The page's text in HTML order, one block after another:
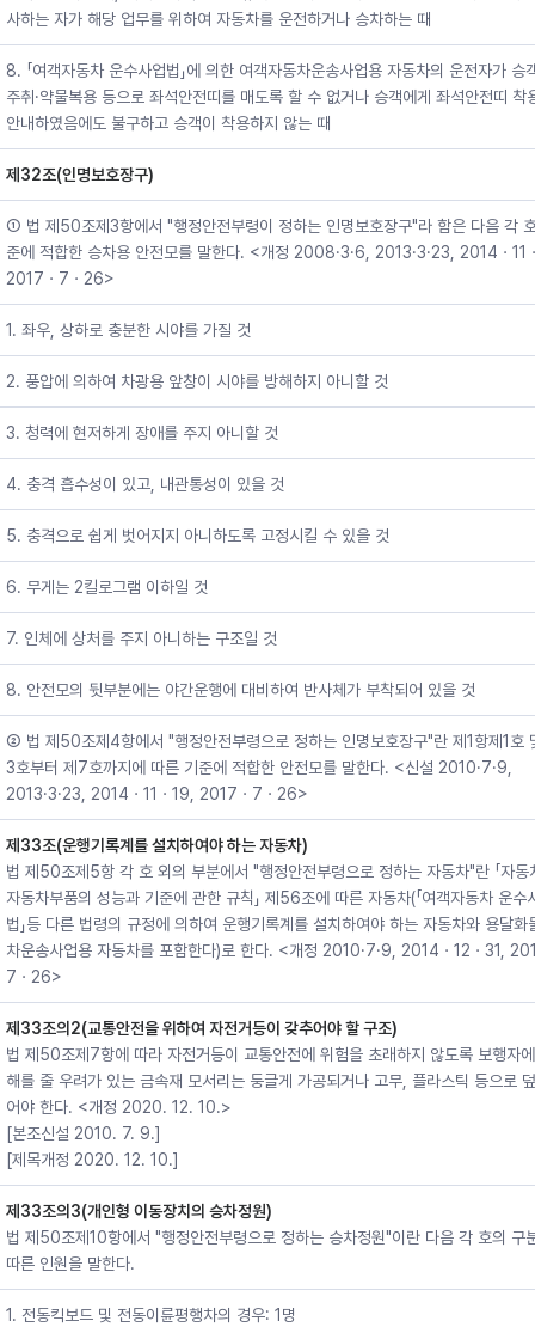
사하는 자가 해당 업무를 위하여 자동차를 운전하거나 승차하는 때
8. 「여객자동차 운수사업법」에 의한 여객자동차운송사업용 자동차의 운전자가 승
주취·약물복용 등으로 좌석안전띠를 매도록 할 수 없거나 승객에게 좌석안전띠 착
안내하였음에도 불구하고 승객이 착용하지 않는 때
제32조(인명보호장구)
① 법 제50조제3항에서 "행정안전부령이 정하는 인명보호장구"라 함은 다음 각
준에 적합한 승차용 안전모를 말한다. <개정 2008·3·6, 2013·3·23, 2014ㆍ11
2017ㆍ7ㆍ26>
1. 좌우, 상하로 충분한 시야를 가질 것
2. 풍압에 의하여 차광용 앞창이 시야를 방해하지 아니할 것
3. 청력에 현저하게 장애를 주지 아니할 것
4. 충격 흡수성이 있고, 내관통성이 있을 것
5. 충격으로 쉽게 벗어지지 아니하도록 고정시킬 수 있을 것
6. 무게는 2킬로그램 이하일 것
7. 인체에 상처를 주지 아니하는 구조일 것
8. 안전모의 뒷부분에는 야간운행에 대비하여 반사체가 부착되어 있을 것
② 법 제50조제4항에서 "행정안전부령으로 정하는 인명보호장구"란 제1항제1호
3호부터 제7호까지에 따른 기준에 적합한 안전모를 말한다. <신설 2010·7·9,
2013·3·23, 2014ㆍ11ㆍ19, 2017ㆍ7ㆍ26>
제33조(운행기록계를 설치하여야 하는 자동차)
법 제50조제5항 각 호 외의 부분에서 "행정안전부령으로 정하는 자동차"란 「자동
자동차부품의 성능과 기준에 관한 규칙」 제56조에 따른 자동차(「여객자동차 운수
법」등 다른 법령의 규정에 의하여 운행기록계를 설치하여야 하는 자동차와 용달화
차운송사업용 자동차를 포함한다)로 한다. <개정 2010·7·9, 2014ㆍ12ㆍ31,
7ㆍ26>
제33조의2(교통안전을 위하여 자전거등이 갖추어야 할 구조)
법 제50조제7항에 따라 자전거등이 교통안전에 위험을 초래하지 않도록 보행자
해를 줄 우려가 있는 금속재 모서리는 둥글게 가공되거나 고무, 플라스틱 등으로
어야 한다. <개정 2020. 12. 10.>
[본조신설 2010. 7. 9.]
[제목개정 2020. 12. 10.]
제33조의3(개인형 이동장치의 승차정원)
법 제50조제10항에서 "행정안전부령으로 정하는 승차정원"이란 다음 각 호의 구
따른 인원을 말한다.
1. 전동킥보드 및 전동이륜평행차의 경우: 1명